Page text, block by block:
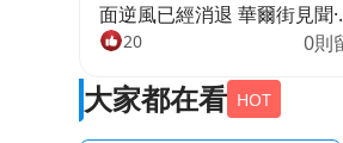
面逆風已經消退 華爾街見聞·
19:50 7月31日韓國KOSPI股市
元的歷史新高，月度拋售壓力
20 0則
大家都在看 HOT